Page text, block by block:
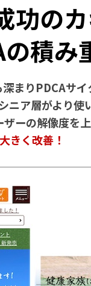
功の
積み
まりPDCAサイ
ア層がより使
ーの解像度を
きく改善！